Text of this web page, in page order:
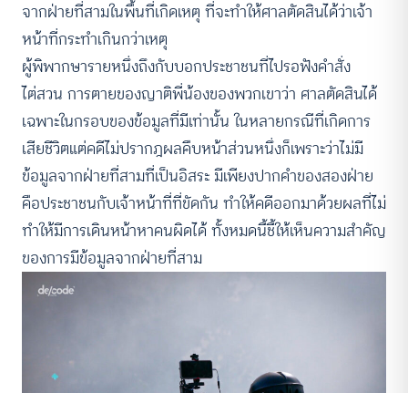
จากฝ่ายที่สามในพื้นที่เกิดเหตุ ที่จะทำให้ศาลตัดสินได้ว่าเจ้า
หน้าที่กระทำเกินกว่าเหตุ
ผู้พิพากษารายหนึ่งถึงกับบอกประชาชนที่ไปรอฟังคำสั่ง
ไต่สวน การตายของญาติพี่น้องของพวกเขาว่า ศาลตัดสินได้
เฉพาะในกรอบของข้อมูลที่มีเท่านั้น ในหลายกรณีที่เกิดการ
เสียชีวิตแต่คดีไม่ปรากฎผลคืบหน้าส่วนหนึ่งก็เพราะว่าไม่มี
ข้อมูลจากฝ่ายที่สามที่เป็นอิสระ มีเพียงปากคำของสองฝ่าย
คือประชาชนกับเจ้าหน้าที่ที่ขัดกัน ทำให้คดีออกมาด้วยผลที่ไม่
ทำให้มีการเดินหน้าหาคนผิดได้ ทั้งหมดนี้ชี้ให้เห็นความสำคัญ
ของการมีข้อมูลจากฝ่ายที่สาม